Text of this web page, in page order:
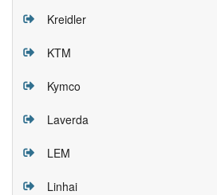
Kreidler
KTM
Kymco
Laverda
LEM
Linhai